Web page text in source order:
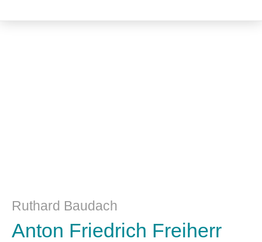
Ruthard Baudach
Anton Friedrich Freiherr